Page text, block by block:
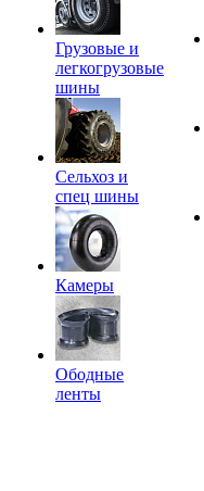
Грузовые и
легкогрузовые
шины
Сельхоз и
спец шины
Камеры
Ободные
ленты